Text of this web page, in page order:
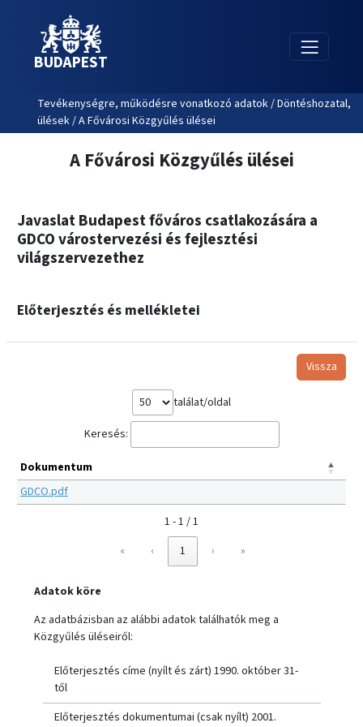
BUDAPEST
Tevékenységre, működésre vonatkozó adatok / Döntéshozatal,
ülések / A Fővárosi Közgyűlés ülései
A Fővárosi Közgyűlés ülései
Javaslat Budapest főváros csatlakozására a
GDCO várostervezési és fejlesztési
világszervezethez
Előterjesztés és mellékletei
Vissza
találat/oldal
Keresés:
Dokumentum
GDCO.pdf
1 - 1 / 1
«
‹ 1 › »
Adatok köre
Az adatbázisban az alábbi adatok találhatók meg a
Közgyűlés üléseiről:
Előterjesztés címe (nyílt és zárt) 1990. október 31-
től
Előterjesztés dokumentumai (csak nyílt) 2001.